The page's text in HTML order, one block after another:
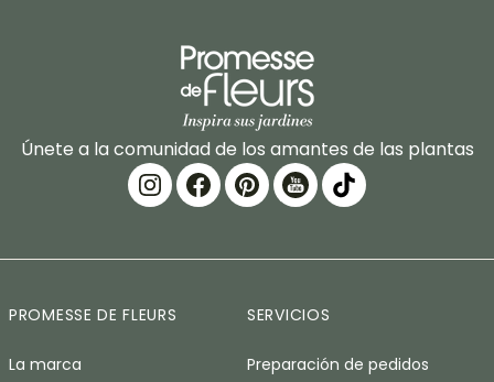
Únete a la comunidad de los amantes de las plantas
PROMESSE DE FLEURS
La marca
SERVICIOS
Preparación de pedidos